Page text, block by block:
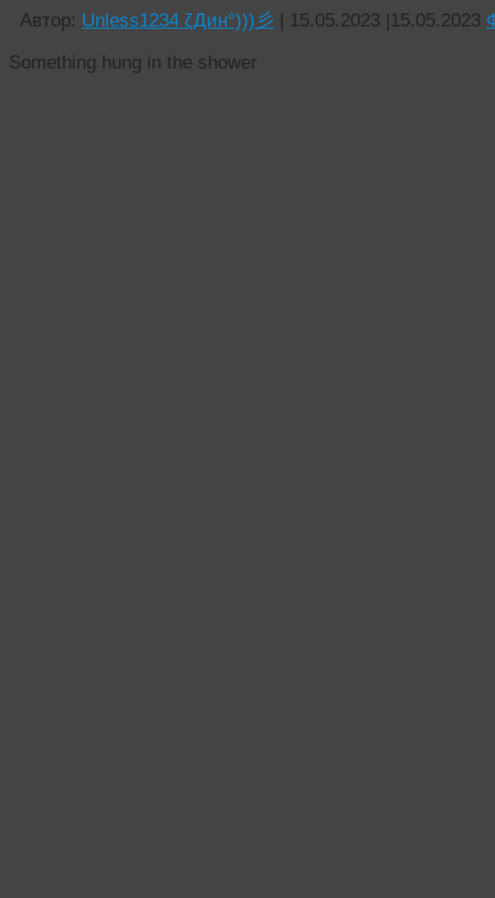
Автор: Unless1234 ζДин°)))彡 | 15.05.2023 |15.05.2023
Something hung in the shower